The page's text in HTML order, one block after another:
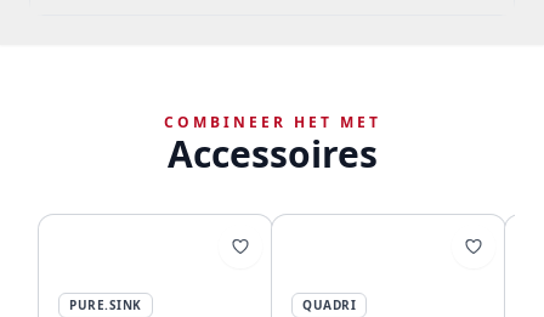
COMBINEER HET MET
Accessoires
PURE.SINK QUADRI